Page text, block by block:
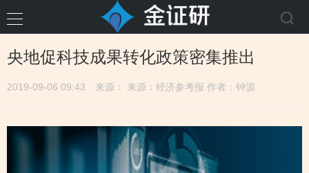
央地促科技成果转化政策密集推出
2019-09-06 09:43 来源： 来源：经济参考报 作者：钟源